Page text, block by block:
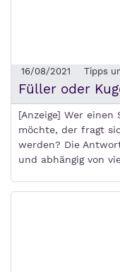
16/08/2021 Tipps
Füller oder
[Anzeige] Wer
möchte, der fragt
werden? Die
und abhängig von